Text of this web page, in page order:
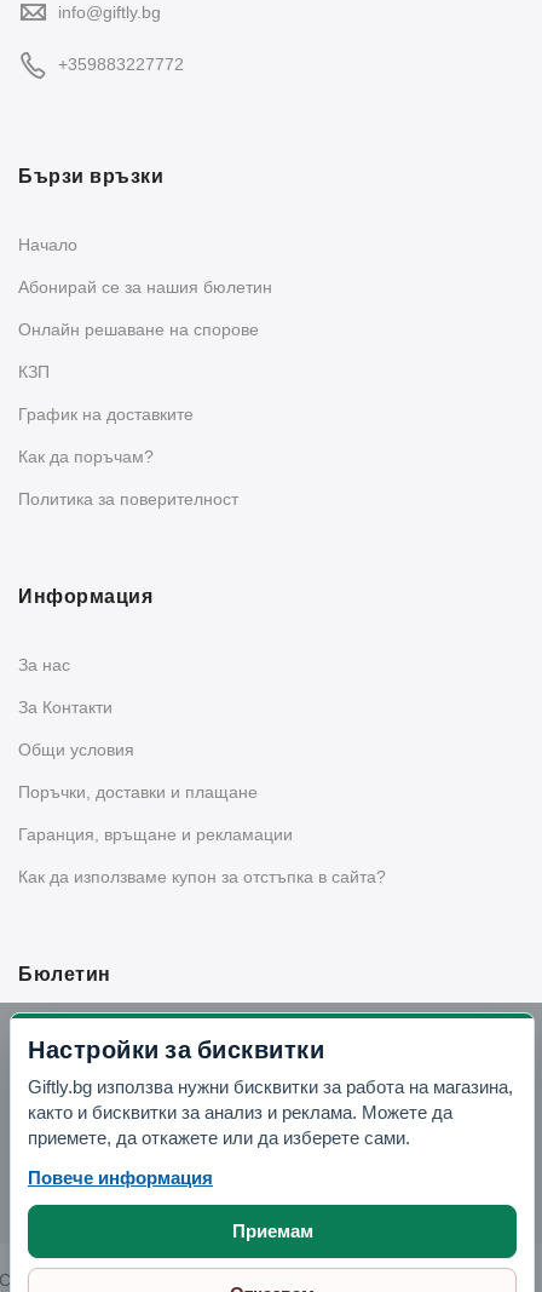
info@giftly.bg
+359883227772
Бързи връзки
Начало
Абонирай се за нашия бюлетин
Oнлайн решаване на спорове
КЗП
График на доставките
Как да поръчам?
Политика за поверителност
Информация
За нас
За Контакти
Общи условия
Поръчки, доставки и плащане
Гаранция, връщане и рекламации
Как да използваме купон за отстъпка в сайта?
Бюлетин
Вземи -10% отстъпка в Telegram
Отвори Telegram
Copyright © 2026 GIFTLY.BG. All rights reserved.
Настройки за бисквитки
Giftly.bg използва нужни бисквитки за работа на магазина,
както и бисквитки за анализ и реклама. Можете да
приемете, да откажете или да изберете сами.
Повече информация
Приемам